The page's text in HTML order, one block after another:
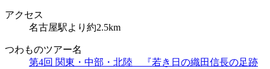
アクセス
名古屋駅より約2.5km
つわものツアー名
第4回 関東・中部・北陸 『若き日の織田信長の足跡